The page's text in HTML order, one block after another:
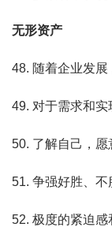
无形资产
48. 随着企业发展
49. 对于需求和实
50. 了解自己，愿
51. 争强好胜、不
52. 极度的紧迫感